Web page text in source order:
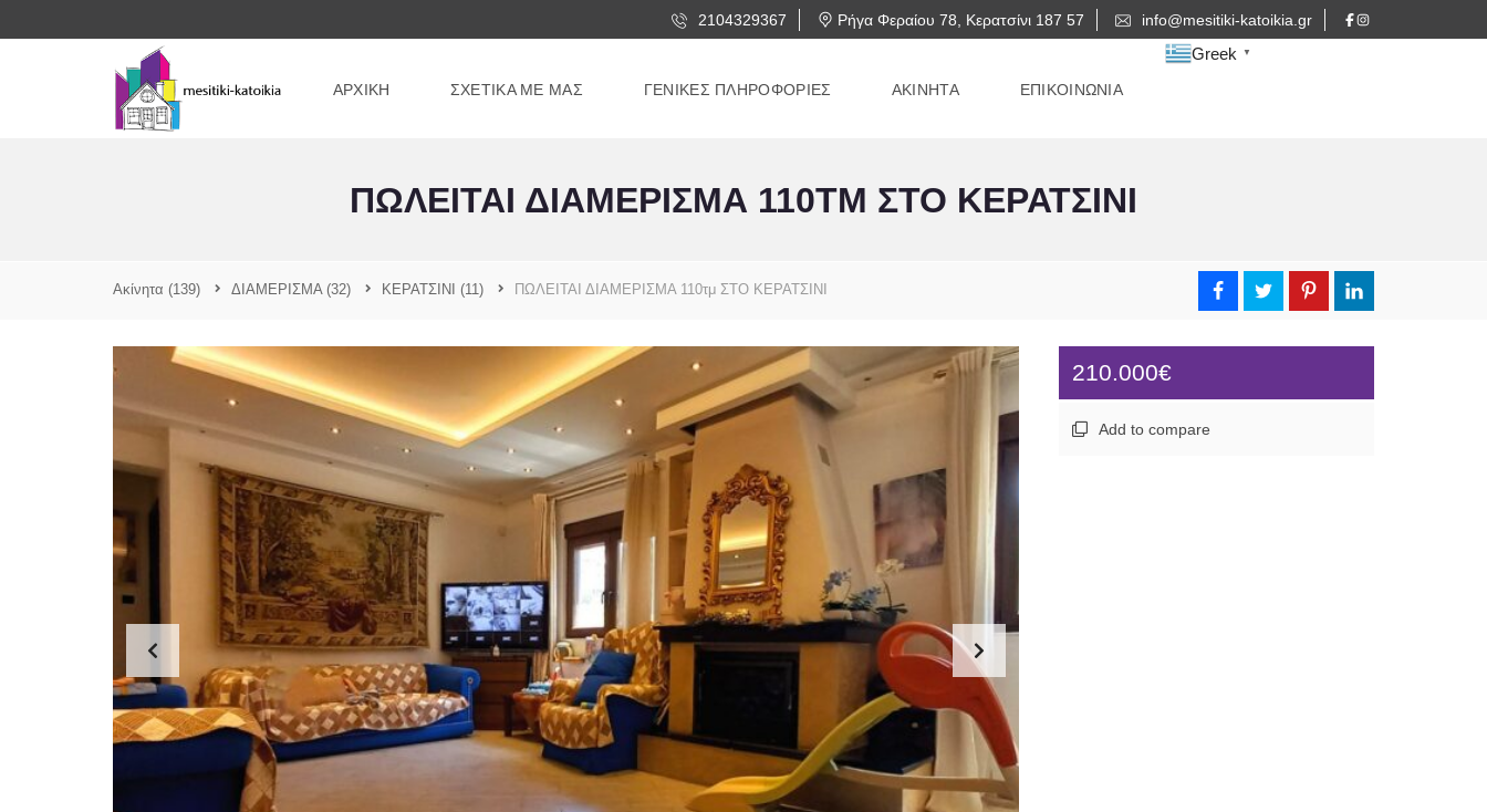
2104329367 Ρήγα Φεραίου 78, Κερατσίνι 187 57 info@mesitiki-katoikia.gr
ΑΡΧΙΚΗ ΣΧΕΤΙΚΑ ΜΕ ΜΑΣ ΓΕΝΙΚΕΣ ΠΛΗΡΟΦΟΡΙΕΣ ΑΚΙΝΗΤΑ ΕΠΙΚΟΙΝΩΝΙΑ
Greek ▼
ΠΩΛΕΙΤΑΙ ΔΙΑΜΕΡΙΣΜΑ 110ΤΜ ΣΤΟ ΚΕΡΑΤΣΙΝΙ
Ακίνητα (139) ΔΙΑΜΕΡΙΣΜΑ (32) ΚΕΡΑΤΣΙΝΙ (11) ΠΩΛΕΙΤΑΙ ΔΙΑΜΕΡΙΣΜΑ 110τμ ΣΤΟ ΚΕΡΑΤΣΙΝΙ
210.000€
Add to compare